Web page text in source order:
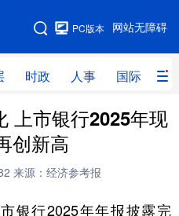
网站无障碍
PC版本
时政 人事 国际 财
地图
时政 人事
网评
上市银行2025年现
创新高
来源：经济参考报
行2025年年报披露完